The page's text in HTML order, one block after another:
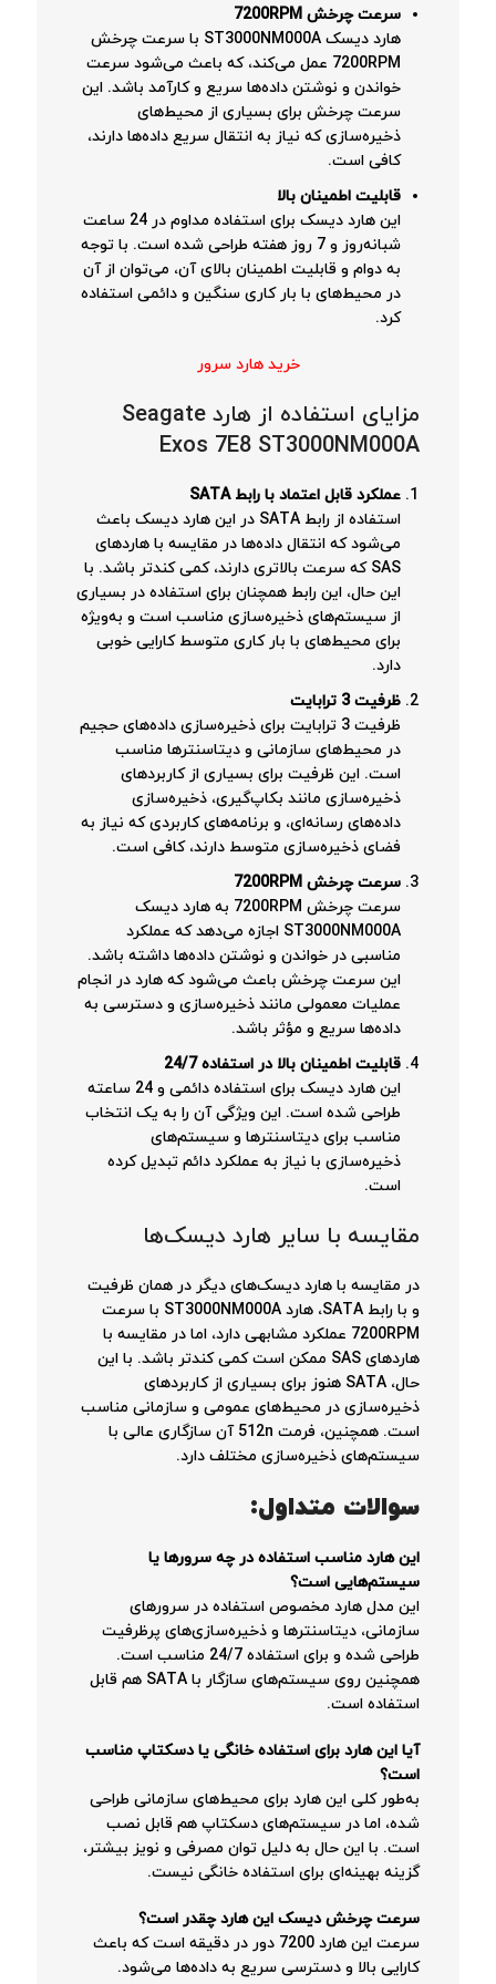
سرعت چرخش 7200RPM
هارد دیسک ST3000NM000A با سرعت چرخش
7200RPM عمل می‌کند، که باعث می‌شود سرعت
خواندن و نوشتن داده‌ها سریع و کارآمد باشد. این
سرعت چرخش برای بسیاری از محیط‌های
ذخیره‌سازی که نیاز به انتقال سریع داده‌ها دارند،
کافی است.
قابلیت اطمینان بالا
این هارد دیسک برای استفاده مداوم در 24 ساعت
شبانه‌روز و 7 روز هفته طراحی شده است. با توجه
به دوام و قابلیت اطمینان بالای آن، می‌توان از آن
در محیط‌های با بار کاری سنگین و دائمی استفاده
کرد.
خرید هارد سرور
مزایای استفاده از هارد Seagate
Exos 7E8 ST3000NM000A
عملکرد قابل اعتماد با رابط SATA
استفاده از رابط SATA در این هارد دیسک باعث
می‌شود که انتقال داده‌ها در مقایسه با هاردهای
SAS که سرعت بالاتری دارند، کمی کندتر باشد. با
این حال، این رابط همچنان برای استفاده در بسیاری
از سیستم‌های ذخیره‌سازی مناسب است و به‌ویژه
برای محیط‌های با بار کاری متوسط کارایی خوبی
دارد.
ظرفیت 3 ترابایت
ظرفیت 3 ترابایت برای ذخیره‌سازی داده‌های حجیم
در محیط‌های سازمانی و دیتاسنترها مناسب
است. این ظرفیت برای بسیاری از کاربردهای
ذخیره‌سازی مانند بکاپ‌گیری، ذخیره‌سازی
داده‌های رسانه‌ای، و برنامه‌های کاربردی که نیاز به
فضای ذخیره‌سازی متوسط دارند، کافی است.
سرعت چرخش 7200RPM
سرعت چرخش 7200RPM به هارد دیسک
ST3000NM000A اجازه می‌دهد که عملکرد
مناسبی در خواندن و نوشتن داده‌ها داشته باشد.
این سرعت چرخش باعث می‌شود که هارد در انجام
عملیات معمولی مانند ذخیره‌سازی و دسترسی به
داده‌ها سریع و مؤثر باشد.
قابلیت اطمینان بالا در استفاده 24/7
این هارد دیسک برای استفاده دائمی و 24 ساعته
طراحی شده است. این ویژگی آن را به یک انتخاب
مناسب برای دیتاسنترها و سیستم‌های
ذخیره‌سازی با نیاز به عملکرد دائم تبدیل کرده
است.
مقایسه با سایر هارد دیسک‌ها
در مقایسه با هارد دیسک‌های دیگر در همان ظرفیت
و با رابط SATA، هارد ST3000NM000A با سرعت
7200RPM عملکرد مشابهی دارد، اما در مقایسه با
هاردهای SAS ممکن است کمی کندتر باشد. با این
حال، SATA هنوز برای بسیاری از کاربردهای
ذخیره‌سازی در محیط‌های عمومی و سازمانی مناسب
است. همچنین، فرمت 512n آن سازگاری عالی با
سیستم‌های ذخیره‌سازی مختلف دارد.
سوالات متداول:
این هارد مناسب استفاده در چه سرورها یا
سیستم‌هایی است؟
این مدل هارد مخصوص استفاده در سرورهای
سازمانی، دیتاسنترها و ذخیره‌سازی‌های پرظرفیت
طراحی شده و برای استفاده 24/7 مناسب است.
همچنین روی سیستم‌های سازگار با SATA هم قابل
استفاده است.
آیا این هارد برای استفاده خانگی یا دسکتاپ مناسب
است؟
به‌طور کلی این هارد برای محیط‌های سازمانی طراحی
شده، اما در سیستم‌های دسکتاپ هم قابل نصب
است. با این حال به دلیل توان مصرفی و نویز بیشتر،
گزینه بهینه‌ای برای استفاده خانگی نیست.
سرعت چرخش دیسک این هارد چقدر است؟
سرعت این هارد 7200 دور در دقیقه است که باعث
کارایی بالا و دسترسی سریع به داده‌ها می‌شود.